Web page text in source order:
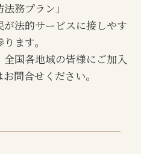
務プラン」
法的サービスに接しやす
ます。
国各地域の皆様にご加入
問合せください。